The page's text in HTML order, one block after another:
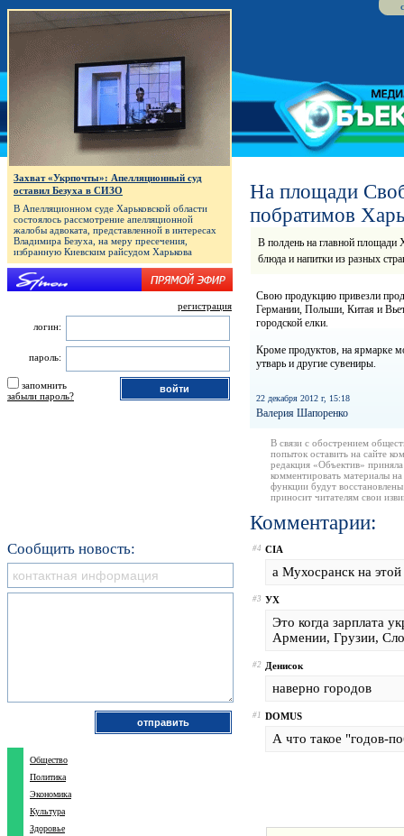
На площади
побратимов
В полдень на главной площади
блюда и напитки из разных
Свою продукцию привезли
Германии, Польши, Китая и
городской елки.
Кроме продуктов, на ярмарке
утварь и другие сувениры.
22 декабря 2012 г, 15:18
Валерия Шапоренко
В связи с обострением
попыток оставить на сайте
редакция «Объектив»
комментировать материалы
функции будут
приносит читателям свои
Комментарии:
#4 CIA
а Мухосранск на
#3 УХ
Это когда зарплата
Армении, Грузии,
#2 Денисок
наверно городов
#1 DOMUS
А что такое "годов-
Захват «Укрпочты»: Апелляционный суд
оставил Безуха в СИЗО
В Апелляционном суде Харьковской области
состоялось рассмотрение апелляционной
жалобы адвоката, представленной в интересах
Владимира Безуха, на меру пресечения,
избранную Киевским райсудом Харькова
регистрация
логин:
пароль:
запомнить
забыли пароль?
Сообщить новость:
Общество
Политика
Экономика
Культура
Здоровье